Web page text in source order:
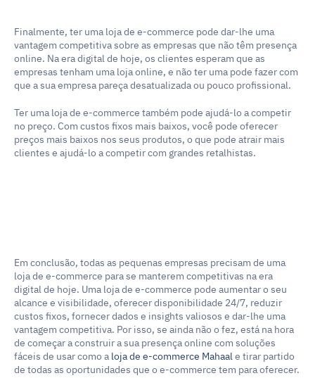
Finalmente, ter uma loja de e-commerce pode dar-lhe uma
vantagem competitiva sobre as empresas que não têm presença
online. Na era digital de hoje, os clientes esperam que as
empresas tenham uma loja online, e não ter uma pode fazer com
que a sua empresa pareça desatualizada ou pouco profissional.
Ter uma loja de e-commerce também pode ajudá-lo a competir
no preço. Com custos fixos mais baixos, você pode oferecer
preços mais baixos nos seus produtos, o que pode atrair mais
clientes e ajudá-lo a competir com grandes retalhistas.
Em conclusão, todas as pequenas empresas precisam de uma
loja de e-commerce para se manterem competitivas na era
digital de hoje. Uma loja de e-commerce pode aumentar o seu
alcance e visibilidade, oferecer disponibilidade 24/7, reduzir
custos fixos, fornecer dados e insights valiosos e dar-lhe uma
vantagem competitiva. Por isso, se ainda não o fez, está na hora
de começar a construir a sua presença online com soluções
fáceis de usar como a loja de e-commerce Mahaal e tirar partido
de todas as oportunidades que o e-commerce tem para oferecer.